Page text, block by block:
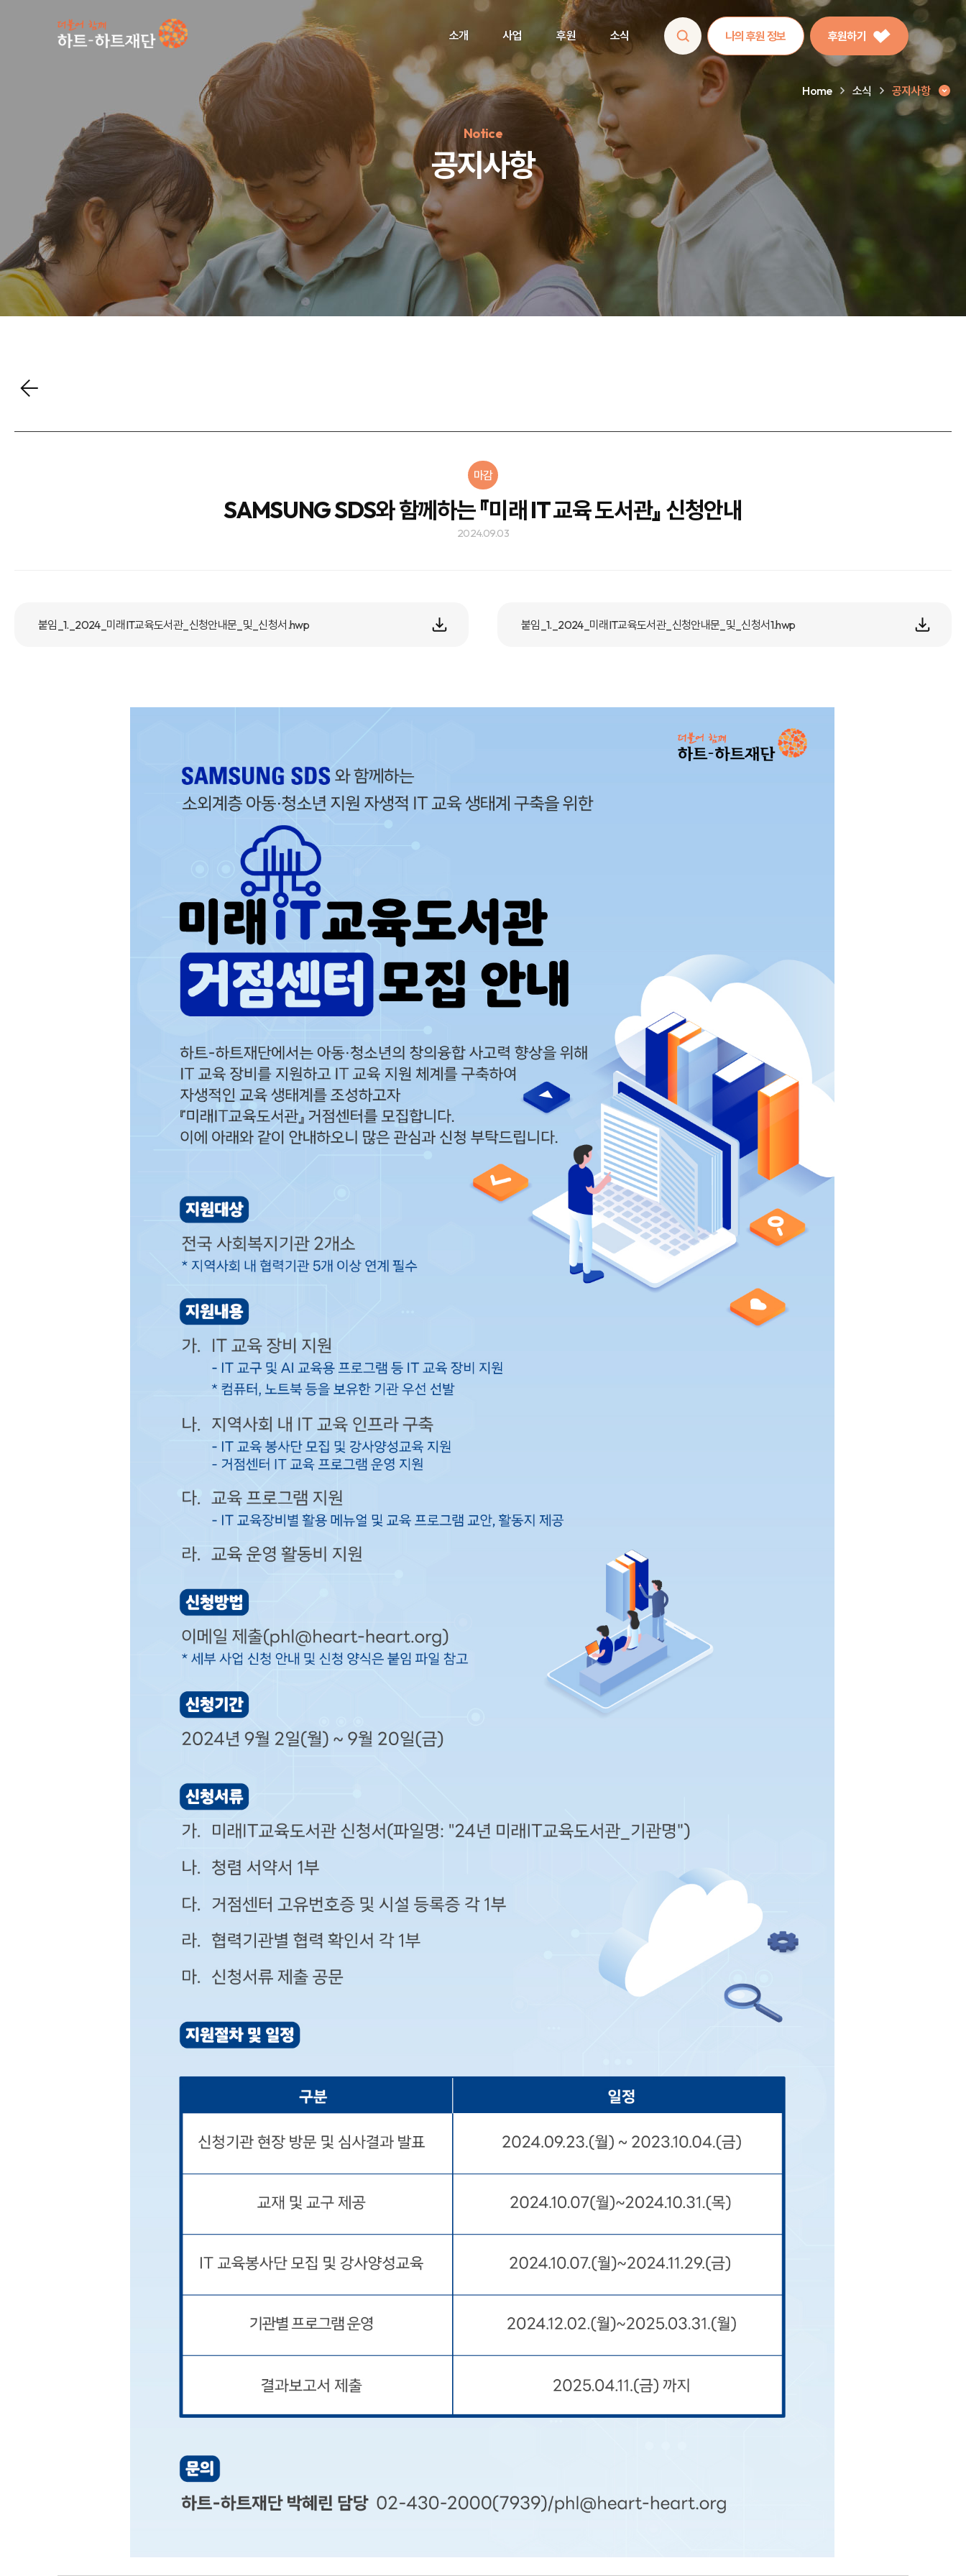
소개 사업 후원 소식 나의 후원 정보 후원하기
인기 키워드 #정기후원#하트플레이스#캠페인 #팬덤후원
Home 소식 공지사항
Notice
공지사항
공지사항
마감
SAMSUNG SDS와 함께하는 『미래 IT 교육 도서관』 신청안내
2024.09.03
붙임_1._2024_미래IT교육도서관_신청안내문_및_신청서.hwp 붙임_1._2024_미래IT교육도서관_신청안내문_및_신청서1.hwp